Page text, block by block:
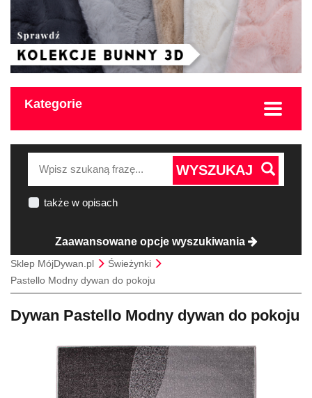
Kategorie
WYSZUKAJ
także w opisach
Zaawansowane opcje wyszukiwania
Sklep MójDywan.pl
Świeżynki
Pastello Modny dywan do pokoju
Dywan Pastello Modny dywan do pokoju